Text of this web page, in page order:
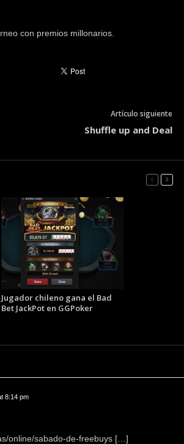
con premios millonarios.
Artículo siguiente
Shuffle up and Deal
Jugador chileno gana el Bad
Bet JackPot en GGPoker
8:14 pm
online/sabado-de-freebuys […]